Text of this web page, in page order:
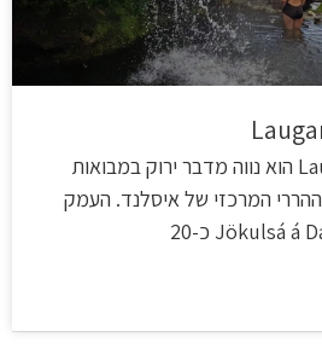
עמק Laugarvalladalur הוא נווה מדבר ירוק במבואות
המרכזי של איסלנד. העמק